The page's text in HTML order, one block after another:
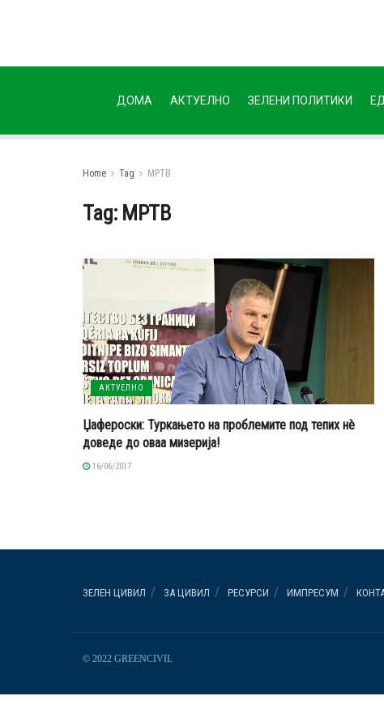
ДОМА АКТУЕЛНО ЗЕЛЕНИ ПОЛИТИКИ
Home Tag МРТВ
Tag: МРТВ
АКТУЕЛНО
Џафероски: Туркањето на проблемите под тепих нè
доведе до оваа мизерија!
16/06/2017
ЗЕЛЕН ЦИВИЛ ЗА ЦИВИЛ РЕСУРСИ ИМПРЕСУМ
© 2022 GREENCIVIL